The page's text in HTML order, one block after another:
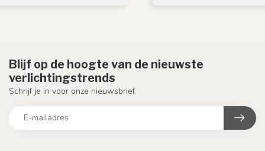
Blijf op de hoogte van de nieuwste
verlichtingstrends
Schrijf je in voor onze nieuwsbrief.